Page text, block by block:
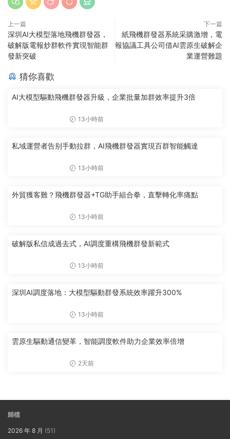
上一篇
深圳AI大模型落地飛機群發器，
破解版電報炒群軟件實現智能群
發新突破
下一篇
紙飛機群發器系統采購激增，電
報協議工具公司借AI雲原生破解企
業運營難題
猜你喜歡
AI大模型驅動飛機群發器升級，企業批量加群效率提升3倍
13小時前
私域運營者告别手動拉群，AI飛機群發器實現百群智能觸達
13小時前
外貿獲客難？飛機群發器+TG助手組合拳，直擊轉化率痛點
13小時前
破解版私信成過去式，AI調度重構飛機群發新範式
13小時前
深圳AI調度落地：大模型驅動群發系統效率躍升300%
13小時前
雲原生驅動通信變革，智能調度軟件助力企業效率倍增
2天前
歸檔
2026 年 8 月 (51)